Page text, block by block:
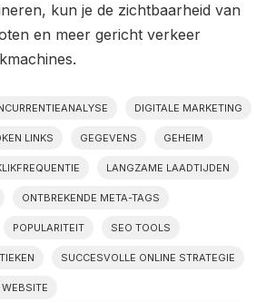
kun je de zichtbaarheid van
en meer gericht verkeer
DIGITALE MARKETING
LINKS GEGEVENS GEHEIM
LANGZAME LAADTIJDEN
ONTBREKENDE META-TAGS
POPULARITEIT SEO TOOLS
SUCCESVOLLE ONLINE STRATEGIE